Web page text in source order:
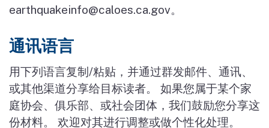
earthquakeinfo@caloes.ca.gov。
通讯语言
用下列语言复制/粘贴，并通过群发邮件、通讯、
或其他渠道分享给目标读者。 如果您属于某个家
庭协会、俱乐部、或社会团体，我们鼓励您分享这
份材料。 欢迎对其进行调整或做个性化处理。